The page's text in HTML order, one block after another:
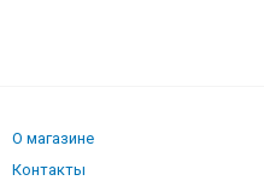
О магазине
Контакты